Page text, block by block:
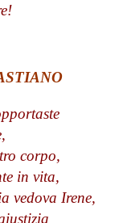
corpo,
in vita,
vedova Irene,